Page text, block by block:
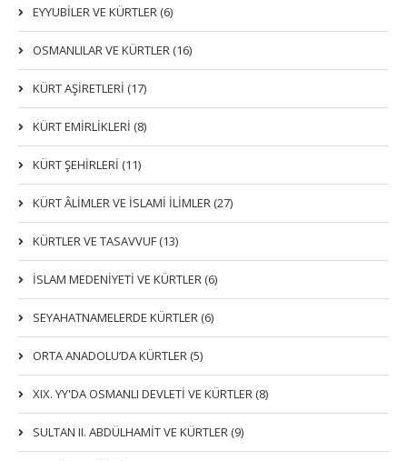
EYYUBİLER VE KÜRTLER (6)
OSMANLILAR VE KÜRTLER (16)
KÜRT AŞİRETLERİ (17)
KÜRT EMİRLİKLERİ (8)
KÜRT ŞEHİRLERİ (11)
KÜRT ÂLİMLER VE İSLAMİ İLİMLER (27)
KÜRTLER VE TASAVVUF (13)
İSLAM MEDENİYETİ VE KÜRTLER (6)
SEYAHATNAMELERDE KÜRTLER (6)
ORTA ANADOLU’DA KÜRTLER (5)
XIX. YY'DA OSMANLI DEVLETI VE KÜRTLER (8)
SULTAN II. ABDÜLHAMİT VE KÜRTLER (9)